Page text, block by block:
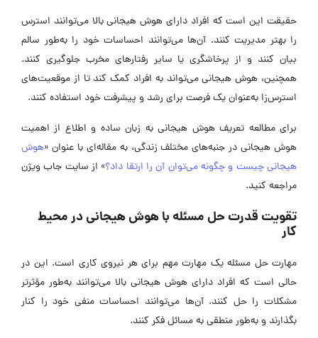
حقیقت این است که افراد دارای هوش هیجانی بالا می‌توانند استرس
را بهتر مدیریت کنند. آن‌ها می‌توانند احساسات خود را به‌طور سالم
بیان کنند و از پرخاشگری یا سایر رفتارهای مخرب جلوگیری کنند.
همچنین، هوش هیجانی می‌تواند به افراد کمک کند تا از موقعیت‌های
استرس‌زا به‌عنوان یک فرصت برای رشد و پیشرفت خود استفاده کنند.
برای مطالعه تعریف هوش هیجانی به زبان ساده و اطلاع از اهمیت
هوش هیجانی در جنبه‌های مختلف زندگی، به مقاله‌ای با عنوان «هوش
هیجانی چیست و چگونه می‌توان آن را ارتقا داد؟» از سایت جاب ویژن
مراجعه کنید.
تقویت قدرت حل مسئله با هوش هیجانی در محیط
کار
مهارت‌ حل مسئله یک مهارت مهم برای هر نیروی کاری است. این در
حالی است که افراد دارای هوش هیجانی بالا می‌توانند به‌طور مؤثرتر
مشکلات را حل کنند. آن‌ها می‌توانند احساسات منفی خود را کنار
بگذارند و به‌طور منطقی به مسائل فکر کنند.